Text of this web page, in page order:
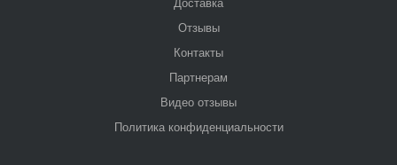
Доставка
Отзывы
Контакты
Партнерам
Видео отзывы
Политика конфиденциальности